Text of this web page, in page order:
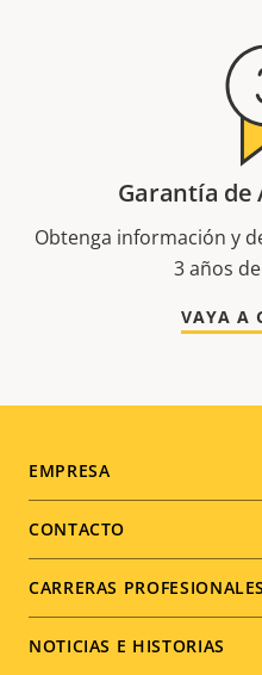
Garantía de
Obtenga información y
3 años
VAYA A
Footer
menu
EMPRESA
CONTACTO
CARRERAS PROFESIONALES
NOTICIAS E HISTORIAS